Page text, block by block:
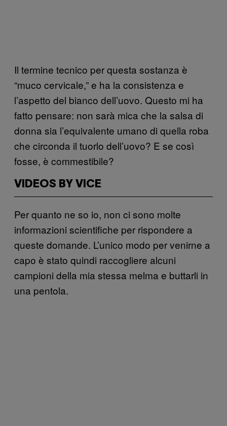
Il termine tecnico per questa sostanza è
“muco cervicale,” e ha la consistenza e
l’aspetto del bianco dell’uovo. Questo mi ha
fatto pensare: non sarà mica che la salsa di
donna sia l’equivalente umano di quella roba
che circonda il tuorlo dell’uovo? E se così
fosse, è commestibile?
VIDEOS BY VICE
Per quanto ne so io, non ci sono molte
informazioni scientifiche per rispondere a
queste domande. L’unico modo per venirne a
capo è stato quindi raccogliere alcuni
campioni della mia stessa melma e buttarli in
una pentola.